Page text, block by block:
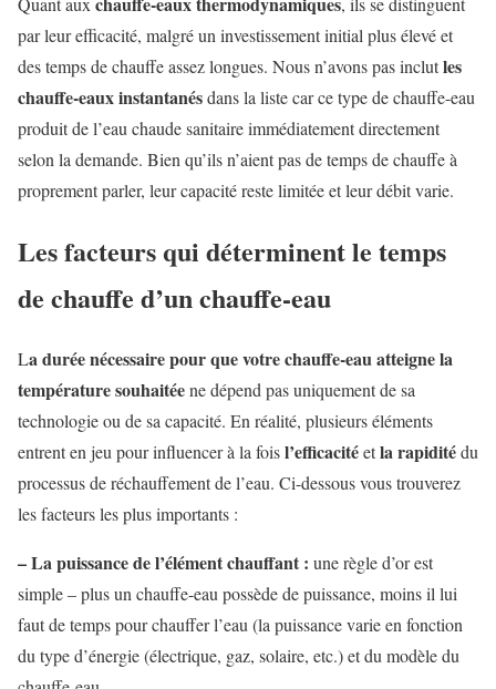
par leur efficacité, malgré un investissement initial plus élevé et
des temps de chauffe assez longues. Nous n’avons pas inclutles
chauffe-eaux instantanésdans la liste car ce type de chauffe-eau
produit de l’eau chaude sanitaire immédiatement directement
selon la demande. Bien qu’ils n’aient pas de temps de chauffe à
proprement parler, leur capacité reste limitée et leur débit varie.
Les facteurs qui déterminent le temps
de chauffe d’un chauffe-eau
La durée nécessaire pour que votre chauffe-eau atteigne la
température souhaitéene dépend pas uniquement de sa
technologie ou de sa capacité. En réalité, plusieurs éléments
entrent en jeu pour influencer à la foisl’efficacitéetla rapiditédu
processus de réchauffement de l’eau. Ci-dessous vous trouverez
les facteurs les plus importants :
– La puissance de l’élément chauffant : une règle d’or est
simple – plus un chauffe-eau possède de puissance, moins il lui
faut de temps pour chauffer l’eau (la puissance varie en fonction
du type d’énergie (électrique, gaz, solaire, etc.) et du modèle du